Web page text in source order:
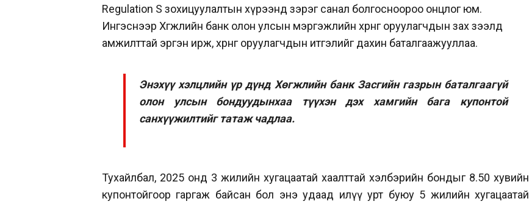
Regulation S зохицуулалтын хүрээнд зэрэг санал болгосноороо онцлог юм.
Ингэснээр Хөгжлийн банк олон улсын мэргэжлийн хөрөнгө оруулагчдын зах зээлд
амжилттай эргэн ирж, хөрөнгө оруулагчдын итгэлийг дахин баталгаажууллаа.
Энэхүү хэлцлийн үр дүнд Хөгжлийн банк Засгийн газрын баталгаагүй
олон улсын бондуудынхаа түүхэн дэх хамгийн бага купонтой
санхүүжилтийг татаж чадлаа.
Тухайлбал, 2025 онд 3 жилийн хугацаатай хаалттай хэлбэрийн бондыг 8.50 хувийн
купонтойгоор гаргаж байсан бол энэ удаад илүү урт буюу 5 жилийн хугацаатай